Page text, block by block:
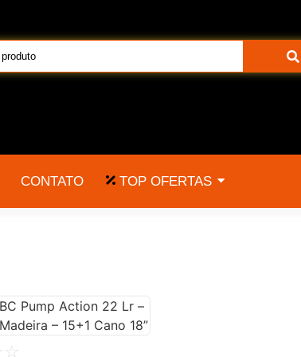
CONTATO TOP OFERTAS
☆